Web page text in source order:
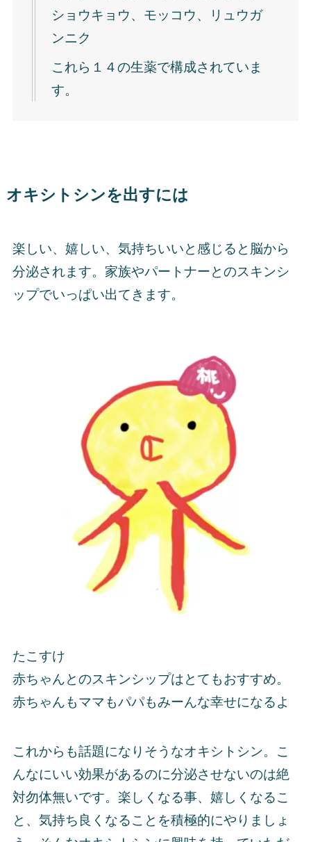
ショウキョウ、モッコウ、リュウガ
ンニク
これら１４の生薬で構成されていま
す。
オキシトシンを出すには
楽しい、嬉しい、気持ちいいと感じると脳から
分泌されます。家族やパートナーとのスキンシ
ップでいっぱい出てきます。
たこすけ
赤ちゃんとのスキンシップはとてもおすすめ。
赤ちゃんもママもパパもみーんな幸せになるよ
これからも話題になりそうなオキシトシン。こ
んなにいい効果があるのに分泌させないのは絶
対勿体無いです。楽しくなる事、嬉しくなるこ
と、気持ち良くなることを積極的にやりましょ